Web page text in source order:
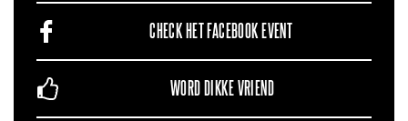
CHECK HET FACEBOOK EVENT
WORD DIKKE VRIEND